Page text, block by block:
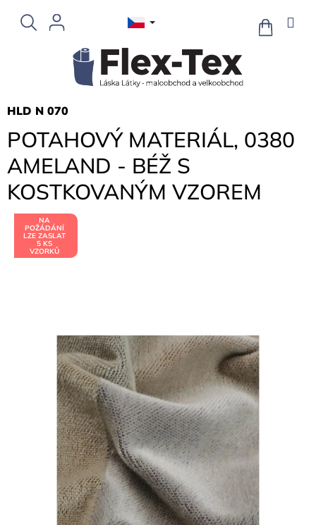
obsah
NÁKUPNÍ
KOŠÍK
POTAHOVÝ MATERIÁL, 0380
AMELAND - BÉŽ S
KOSTKOVANÝM VZOREM
HLD N 070
NA
POŽÁDÁNÍ
LZE ZASLAT
5 KS
VZORKŮ